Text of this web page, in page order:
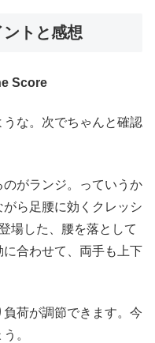
トと感想
Score
な。次でちゃんと確認
がランジ。っていうか
ら足腰に効くクレッシ
場した、腰を落として
合わせて、両手も上下
荷が調節できます。今
。